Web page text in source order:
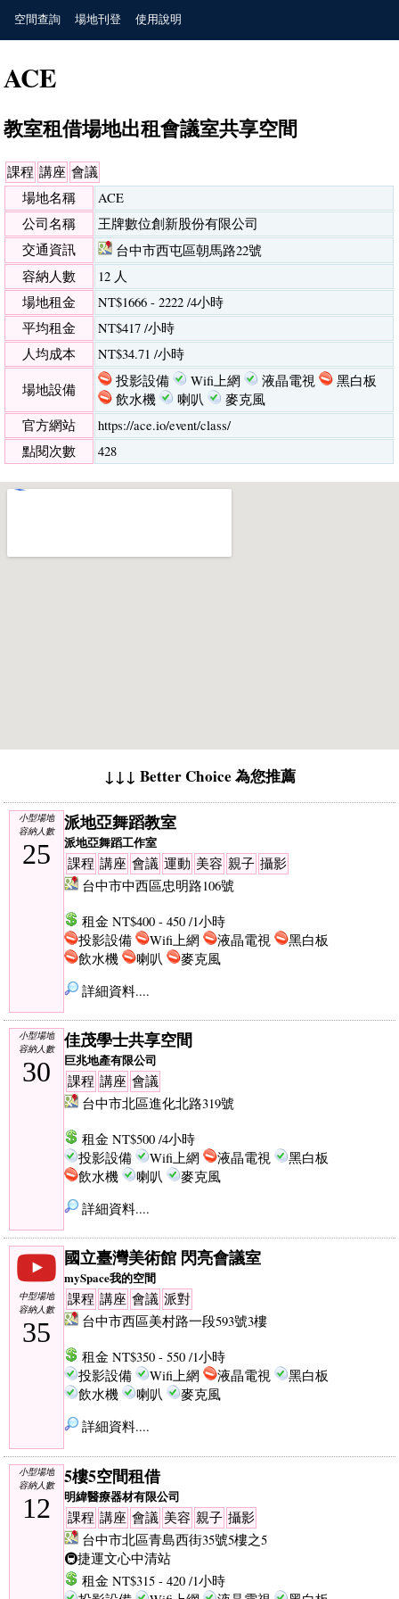
空間查詢 場地刊登 使用說明
ACE
教室租借場地出租會議室共享空間
課程 講座 會議
場地名稱
ACE
公司名稱
王牌數位創新股份有限公司
交通資訊
台中市西屯區朝馬路22號
容納人數
12 人
場地租金
NT$1666 - 2222 /4小時
平均租金
NT$417 /小時
人均成本
NT$34.71 /小時
場地設備
投影設備 Wifi上網 液晶電視
黑白板
飲水機
喇叭
麥克風
官方網站
https://ace.io/event/class/
點閱次數
428
↓↓↓ Better Choice 為您推薦
小型場地
容納人數
25
派地亞舞蹈教室
派地亞舞蹈工作室
課程 講座 會議 運動 美容 親子 攝影
台中市中西區忠明路106號
租金 NT$400 - 450 /1小時
投影設備
Wifi上網 液晶電視
黑白板
飲水機
喇叭
麥克風
詳細資料....
小型場地
容納人數
30
佳茂學士共享空間
巨兆地產有限公司
課程 講座 會議
台中市北區進化北路319號
租金 NT$500 /4小時
投影設備
Wifi上網 液晶電視
黑白板
飲水機
喇叭
麥克風
詳細資料....
中型場地
容納人數
35
國立臺灣美術館 閃亮會議室
mySpace我的空間
課程 講座 會議 派對
台中市西區美村路一段593號3樓
租金 NT$350 - 550 /1小時
投影設備
Wifi上網 液晶電視
黑白板
飲水機
喇叭
麥克風
詳細資料....
小型場地
容納人數
12
5樓5空間租借
明緯醫療器材有限公司
課程 講座 會議 美容 親子 攝影
台中市北區青島西街35號5樓之5
🚇捷運文心中清站
租金 NT$315 - 420 /1小時